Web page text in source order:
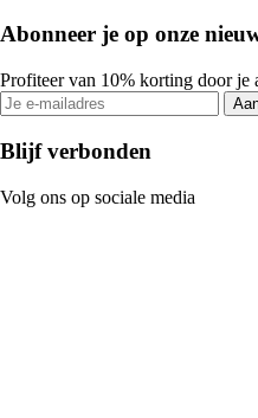
Abonneer je op onze
Profiteer van 10% korting door je
Blijf verbonden
Volg ons op sociale media